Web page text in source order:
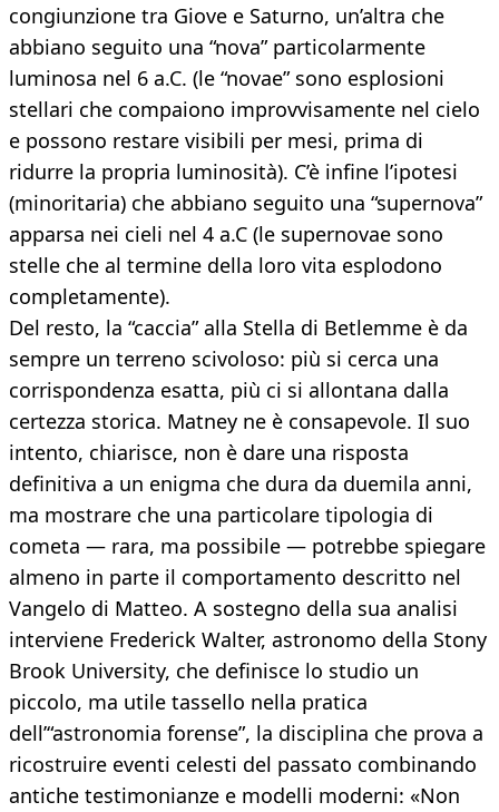
congiunzione tra Giove e Saturno, un’altra che
abbiano seguito una “nova” particolarmente
luminosa nel 6 a.C. (le “novae” sono esplosioni
stellari che compaiono improvvisamente nel cielo
e possono restare visibili per mesi, prima di
ridurre la propria luminosità). C’è infine l’ipotesi
(minoritaria) che abbiano seguito una “supernova”
apparsa nei cieli nel 4 a.C (le supernovae sono
stelle che al termine della loro vita esplodono
completamente).
Del resto, la “caccia” alla Stella di Betlemme è da
sempre un terreno scivoloso: più si cerca una
corrispondenza esatta, più ci si allontana dalla
certezza storica. Matney ne è consapevole. Il suo
intento, chiarisce, non è dare una risposta
definitiva a un enigma che dura da duemila anni,
ma mostrare che una particolare tipologia di
cometa — rara, ma possibile — potrebbe spiegare
almeno in parte il comportamento descritto nel
Vangelo di Matteo. A sostegno della sua analisi
interviene Frederick Walter, astronomo della Stony
Brook University, che definisce lo studio un
piccolo, ma utile tassello nella pratica
dell’“astronomia forense”, la disciplina che prova a
ricostruire eventi celesti del passato combinando
antiche testimonianze e modelli moderni: «Non